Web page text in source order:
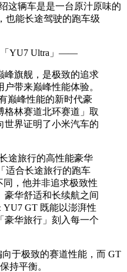
这辆车是是一台原汁原味的
也能长途驾驶的跑车级
「YU7 Ultra」——
峰旗舰，是极致的追求
带来巅峰性能体验。
巅峰性能的新时代豪
格林赛道北环赛道」取
世界证明了小米汽车的
途旅行的高性能豪华
适合长途旅行的跑车
同，他并非追求极致性
豪华舒适和长续航之间
GT 既能以澎湃性
豪华旅行」刻入每一个
于极致的赛道性能，而 GT
持平衡。